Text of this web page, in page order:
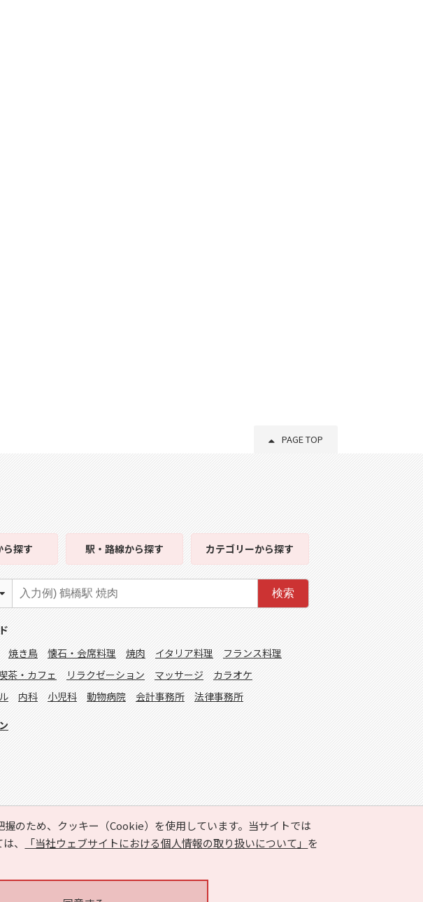
PAGE TOP
のため、クッキー（Cookie）を使用しています。当サイトでは
、
「当社ウェブサイトにおける個人情報の取り扱いについて」 を
ら探す 駅・路線から探す カテゴリーから探す
検索
焼き鳥 懐石・会席料理 焼肉 イタリア料理
フランス料理
茶・カフェ リラクゼーション マッサージ
カラオケ
内科 小児科 動物病院 会計事務所 法律事務所
Reserved.